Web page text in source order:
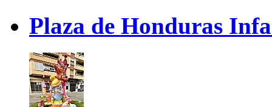
Plaza de Honduras